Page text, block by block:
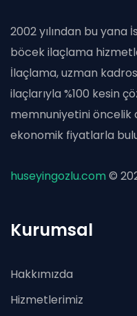
2002 yılından bu
böcek ilaçlama
İlaçlama, uzman
ilaçlarıyla %100 kesin
memnuniyetini öncelik
ekonomik fiyatlarla
huseyingozlu.com©
Kurumsal
Hakkımızda
Hizmetlerimiz